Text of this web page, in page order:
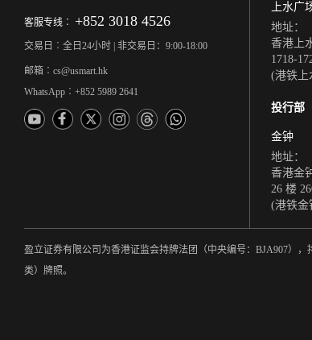
客服专线︰ +852 3018 4526
交易日︰全日24小时 | 非交易日：9:00-18:00
邮箱︰cs@usmart.hk
WhatsApp︰+852 5989 2641
上水广
地址：
香港上
1718-
(港铁上
投行部
金钟
地址：
香港金
26 楼
(港铁金
盈立证券有限公司为香港证监会持牌法团（中央编号：BJA907）
类）牌照。